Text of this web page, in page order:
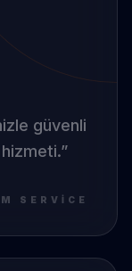
güvenli
hizmeti.”
SERVICE